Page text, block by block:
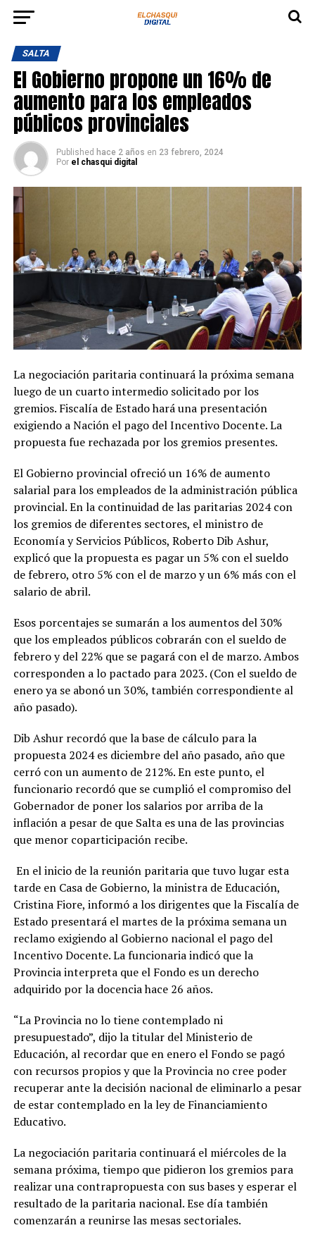
SALTA
El Gobierno propone un 16% de
aumento para los empleados
públicos provinciales
Published hace 2 años en 23 febrero, 2024
Por el chasqui digital
La negociación paritaria continuará la próxima semana
luego de un cuarto intermedio solicitado por los
gremios. Fiscalía de Estado hará una presentación
exigiendo a Nación el pago del Incentivo Docente. La
propuesta fue rechazada por los gremios presentes.
El Gobierno provincial ofreció un 16% de aumento
salarial para los empleados de la administración pública
provincial. En la continuidad de las paritarias 2024 con
los gremios de diferentes sectores, el ministro de
Economía y Servicios Públicos, Roberto Dib Ashur,
explicó que la propuesta es pagar un 5% con el sueldo
de febrero, otro 5% con el de marzo y un 6% más con el
salario de abril.
Esos porcentajes se sumarán a los aumentos del 30%
que los empleados públicos cobrarán con el sueldo de
febrero y del 22% que se pagará con el de marzo. Ambos
corresponden a lo pactado para 2023. (Con el sueldo de
enero ya se abonó un 30%, también correspondiente al
año pasado).
Dib Ashur recordó que la base de cálculo para la
propuesta 2024 es diciembre del año pasado, año que
cerró con un aumento de 212%. En este punto, el
funcionario recordó que se cumplió el compromiso del
Gobernador de poner los salarios por arriba de la
inflación a pesar de que Salta es una de las provincias
que menor coparticipación recibe.
En el inicio de la reunión paritaria que tuvo lugar esta
tarde en Casa de Gobierno, la ministra de Educación,
Cristina Fiore, informó a los dirigentes que la Fiscalía de
Estado presentará el martes de la próxima semana un
reclamo exigiendo al Gobierno nacional el pago del
Incentivo Docente. La funcionaria indicó que la
Provincia interpreta que el Fondo es un derecho
adquirido por la docencia hace 26 años.
“La Provincia no lo tiene contemplado ni
presupuestado”, dijo la titular del Ministerio de
Educación, al recordar que en enero el Fondo se pagó
con recursos propios y que la Provincia no cree poder
recuperar ante la decisión nacional de eliminarlo a pesar
de estar contemplado en la ley de Financiamiento
Educativo.
La negociación paritaria continuará el miércoles de la
semana próxima, tiempo que pidieron los gremios para
realizar una contrapropuesta con sus bases y esperar el
resultado de la paritaria nacional. Ese día también
comenzarán a reunirse las mesas sectoriales.